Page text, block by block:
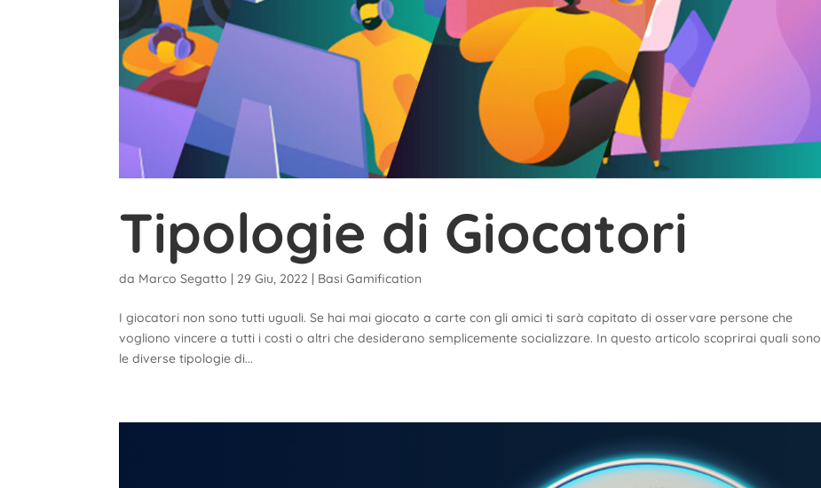
Tipologie di Giocatori
da Marco Segatto | 29 Giu, 2022 | Basi Gamification
I giocatori non sono tutti uguali. Se hai mai giocato a carte con gli amici ti sarà capitato di osservare persone che
vogliono vincere a tutti i costi o altri che desiderano semplicemente socializzare. In questo articolo scoprirai quali sono
le diverse tipologie di...